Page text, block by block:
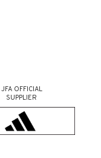
JFA OFFICIAL
SUPPLIER